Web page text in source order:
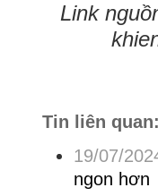
Link
Tin liên quan:
19/07/
ngon hơn